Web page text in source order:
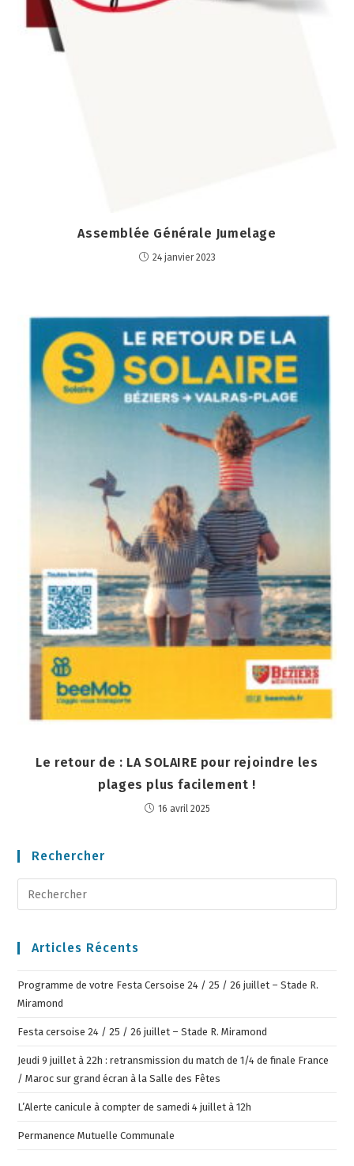
Assemblée Générale Jumelage
24 janvier 2023
Le retour de : LA SOLAIRE pour rejoindre les
plages plus facilement !
16 avril 2025
Rechercher
Articles Récents
Programme de votre Festa Cersoise 24 / 25 / 26 juillet – Stade R.
Miramond
Festa cersoise 24 / 25 / 26 juillet – Stade R. Miramond
Jeudi 9 juillet à 22h : retransmission du match de 1/4 de finale France
/ Maroc sur grand écran à la Salle des Fêtes
L’Alerte canicule à compter de samedi 4 juillet à 12h
Permanence Mutuelle Communale